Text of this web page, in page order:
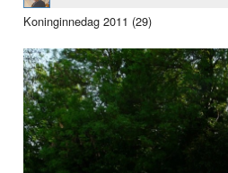
Koninginnedag 2011 (29)